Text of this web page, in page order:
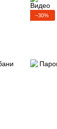
−30%